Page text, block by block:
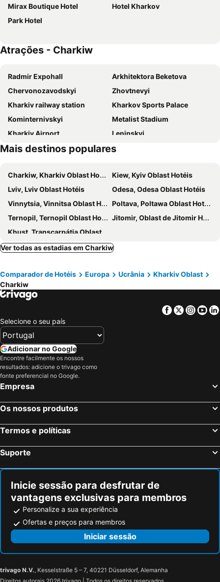
Mirax Boutique Hotel
Hotel Kharkov
Park Hotel
Atrações - Charkiw
Radmir Expohall
Arkhitektora Beketova
Chervonozavodskyi
Zhovtnevyi
Kharkiv railway station
Kharkov Sports Palace
Kominternivskyi
Metalist Stadium
Kharkiv Airport
Leninskyi
Moskovskyi
Frunzenskyi
Dynamo Stadium
Mais destinos populares
Charkiw, Kharkiv Oblast Hotéis
Kiew, Kyiv Oblast Hotéis
Lviv, Lviv Oblast Hotéis
Odesa, Odesa Oblast Hotéis
Vinnytsia, Vinnitsa Oblast Hotéis
Poltava, Poltawa Oblast Hotéis
Ternopil, Ternopil Oblast Hotéis
Jitomir, Oblast de Jitomir Hotéis
Khust, Transcarpátia Oblast Hotéis
Ver todas as estadias em Charkiw
Comparador de Hotéis Europa Ucrânia
Kharkiv Oblast
Charkiw
Facebook
Twitter
Selecione o seu país
Adicionar no Google
Encontre facilmente os nossos
resultados: adicione o trivago como
fonte preferencial no Google.
Empresa
Os nossos produtos
Termos e políticas
Suporte
Inicie sessão para desfrutar de
vantagens exclusivas para membros
Personalize a sua experiência
Ofertas e preços para membros
Iniciar sessão
trivago N.V., Kesselstraße 5 – 7, 40221 Düsseldorf, Alemanha